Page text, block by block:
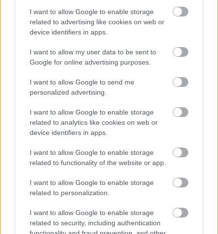
I want to allow Google to enable storage
related to advertising like cookies on web or
device identifiers in apps.
I want to allow my user data to be sent to
Google for online advertising purposes.
I want to allow Google to send me
personalized advertising.
I want to allow Google to enable storage
related to analytics like cookies on web or
device identifiers in apps.
I want to allow Google to enable storage
related to functionality of the website or app.
I want to allow Google to enable storage
related to personalization.
I want to allow Google to enable storage
related to security, including authentication
Σε υψηλούς τόνους, ο κ. Λαζαρίδης στράφηκε
προσωπικά και κατά του ΣΥΡΙΖΑ, λέγοντας: «Από
ένα κόμμα που έχει διασπαστεί 15 φορές και
καθαίρεσε τον νόμιμα εκλεγμένο πρόεδρό του
συνεδριάσεις του μαθήματα δεν δεχόμαστε».
Κακλαμάνης: Υπέρ Νέας Δημοκρατίας
- «Άρα ποιο είναι το πραξικόπημα;»
Πρόεδρος της Βουλής , Νικήτας Κακλαμάνης,
μέρους της αντιπολίτευσης. Σύμφωνα με τον
Πρόεδρο της Βουλής, επιστολική ψήφο προτιμά:
το 55% των βουλευτών της Νέας Αριστεράς, το